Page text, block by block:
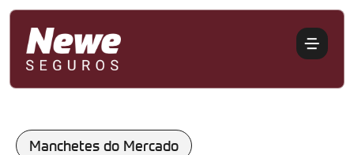
Manchetes do Mercado